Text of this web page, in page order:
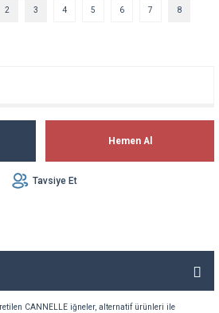
2 3 4 5 6 7 8
Hemen Al
Tavsiye Et
CANNELLE iğneler, alternatif ürünleri ile